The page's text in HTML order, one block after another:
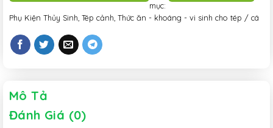
mục:
Phụ Kiện Thủy Sinh Tép cảnh Thức ăn - khoáng - vi sinh cho tép / cá
Mô Tả
Đánh Giá (0)